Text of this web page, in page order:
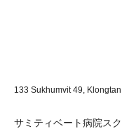
133 Sukhumvit 49,
サミティベート病院ス